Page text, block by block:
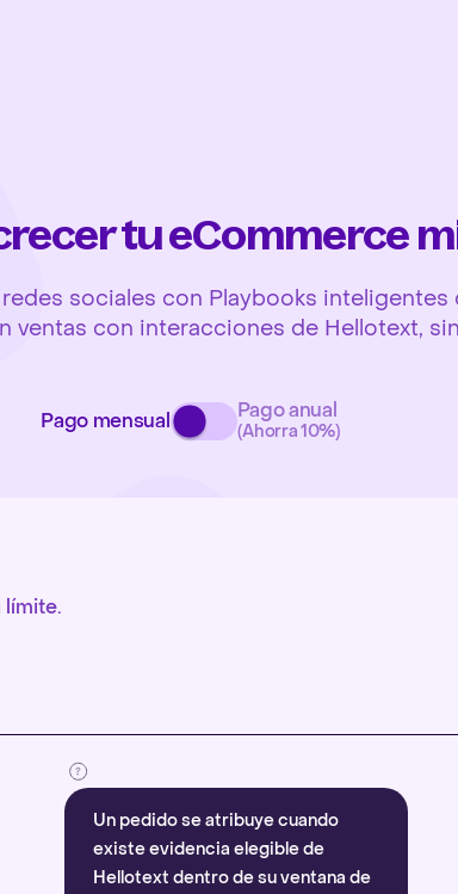
tu eCommerce
sociales con Playbooks
ventas con interacciones de Hellotext,
Pago mensual Pago anual
(Ahorra 10%)
límite.
Un pedido se atribuye cuando
existe evidencia elegible de
Hellotext dentro de su ventana de